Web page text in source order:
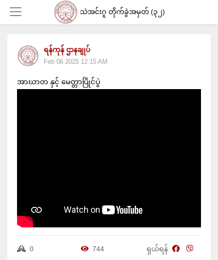
သဲအင်းဂူ တိုက်ခွဲအမှတ် (၃၂)
ရန်ကုန် ဌာနချုပ်
Feb 06 2025 12:15 AM
အာဃာတ နှင့် မေတ္တာပြိုင်ပွဲ
0 744 ရှယ်ရန်